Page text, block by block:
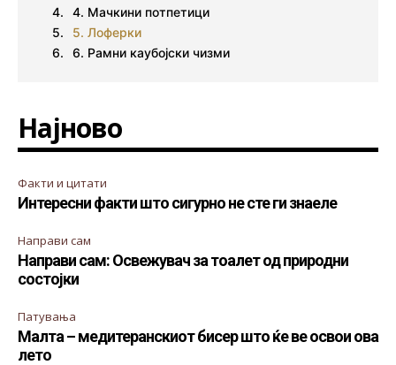
4. Мачкини потпетици
5. Лоферки
6. Рамни каубојски чизми
Најново
Факти и цитати
Интересни факти што сигурно не сте ги знаеле
Направи сам
Направи сам: Освежувач за тоалет од природни
состојки
Патувања
Малта – медитеранскиот бисер што ќе ве освои ова
лето